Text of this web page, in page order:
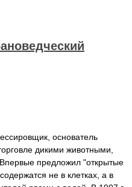
основатель
дикими животными,
предложил "открытые
не в клетках, а в